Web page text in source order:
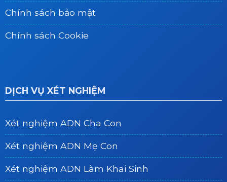
Chính sách bảo mật
Chính sách Cookie
DỊCH VỤ XÉT NGHIỆM
Xét nghiệm ADN Cha Con
Xét nghiệm ADN Mẹ Con
Xét nghiệm ADN Làm Khai Sinh